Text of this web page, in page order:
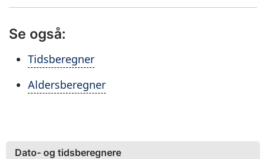
Se også:
Tidsberegner
Aldersberegner
Dato- og tidsberegnere